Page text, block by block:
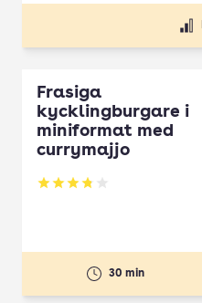
Frasiga
kycklingburgare i
miniformat med
currymajjo
Betyg: 3.82 av 5
30 min